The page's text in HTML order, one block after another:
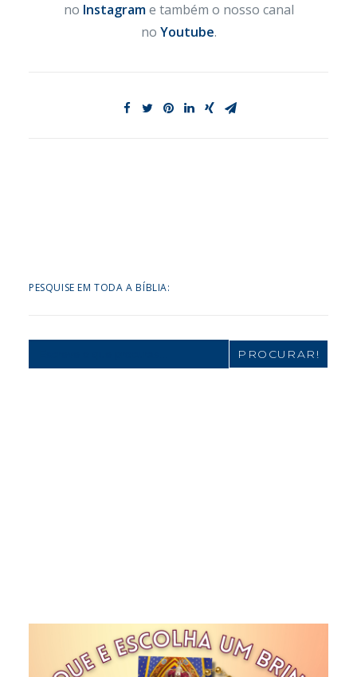
no Instagrame também o nosso canal
no Youtube.
PESQUISE EM TODA A BÍBLIA:
Search